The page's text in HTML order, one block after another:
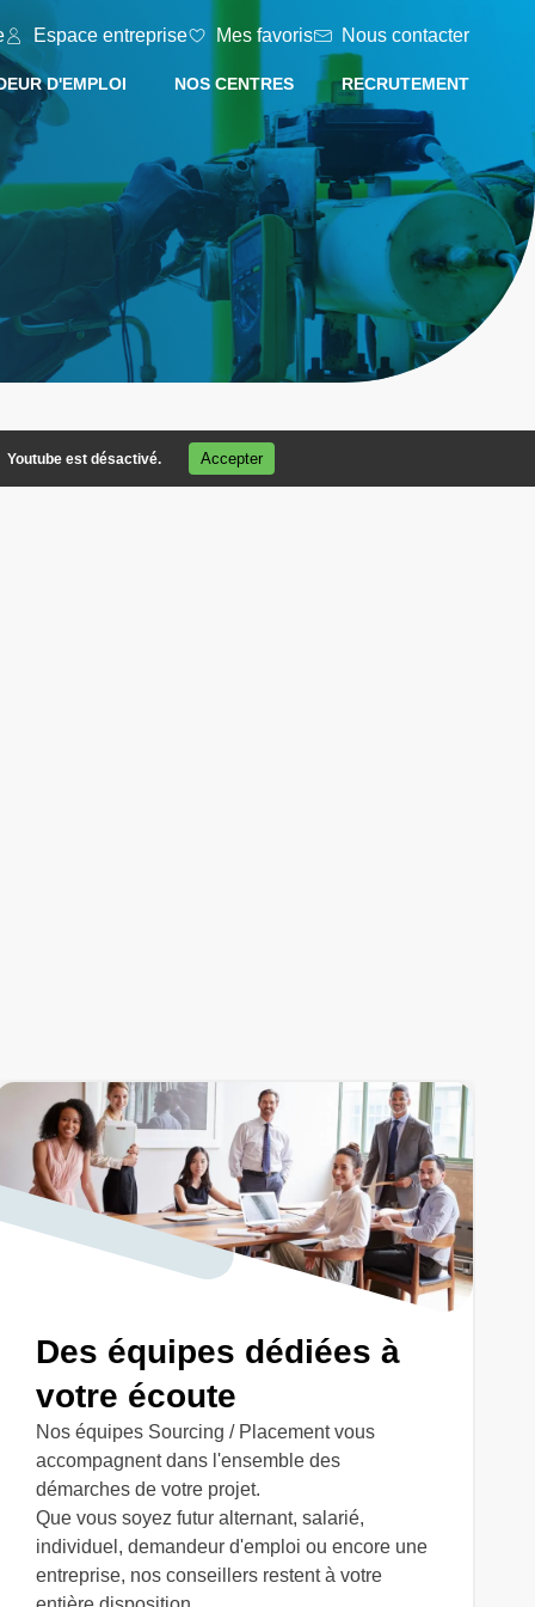
Espace entreprise Mes favoris Nous contacter
D'EMPLOI NOS CENTRES RECRUTEMENT
Youtube est désactivé. Accepter
Des équipes dédiées à
votre écoute
Nos équipes Sourcing / Placement vous
accompagnent dans l'ensemble des
démarches de votre projet.
Que vous soyez futur alternant, salarié,
individuel, demandeur d'emploi ou encore une
entreprise, nos conseillers restent à votre